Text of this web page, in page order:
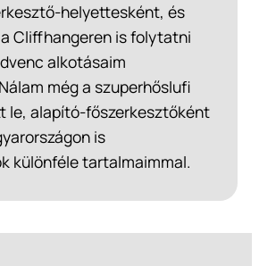
helyettesként, és
Cliffhangeren is folytatni
alkotásaim
még a szuperhőslufi
le, alapító-főszerkesztőként
is
különféle tartalmaimmal.